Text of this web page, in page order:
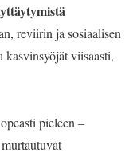
reviirin ja sosiaalisen
kasvinsyöjät viisaasti,
pieleen –